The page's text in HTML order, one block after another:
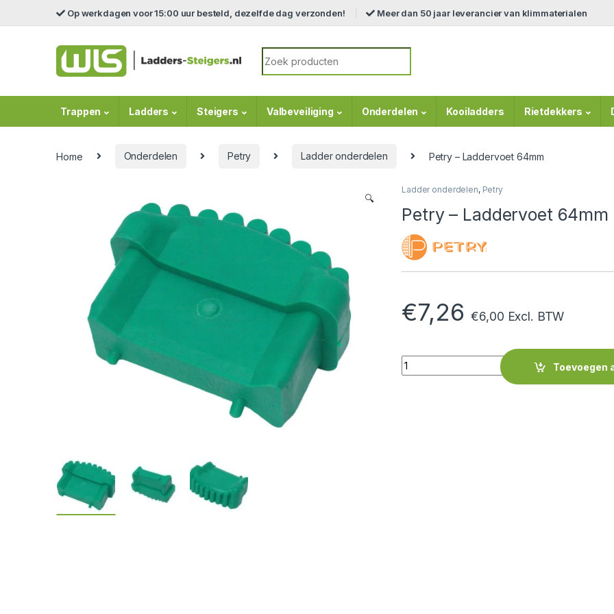
Skip to navigation
Skip to content Op werkdagen voor 15:00 uur besteld, dezelfde dag verzonden! Meer dan 50 jaar leverancier van klimmaterialen
Search for:
Trappen Ladders Steigers Valbeveiliging Onderdelen Kooiladders Rietdekkers
Home Onderdelen Petry Ladder onderdelen Petry – Laddervoet 64mm
🔍
Ladder onderdelen, Petry
Petry – Laddervoet 64mm
€7,26 €6,00 Excl. BTW
Quantity
Toevoegen